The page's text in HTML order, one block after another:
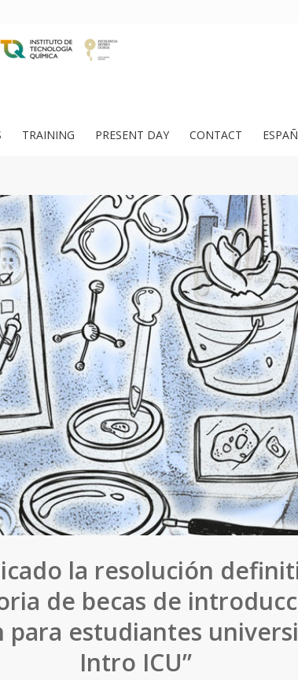
TRAINING PRESENT DAY CONTACT
la resolución
de becas de
estudiantes
Intro ICU”